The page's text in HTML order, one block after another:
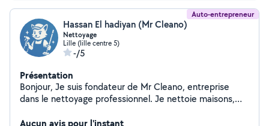
Auto-entrepreneur
Hassan El hadiyan (Mr Cleano)
Nettoyage
Lille (lille centre 5)
-/5
Présentation
Bonjour, Je suis fondateur de Mr Cleano, entreprise
dans le nettoyage professionnel. Je nettoie maisons,
chantier Travail soigné, ponctuel, produits de qualité,
Aucun avis pour l'instant